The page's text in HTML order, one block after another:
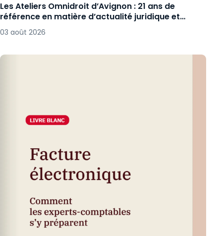
Les Ateliers Omnidroit d’Avignon : 21 ans de
référence en matière d’actualité juridique et
fiscale !
03 août 2026